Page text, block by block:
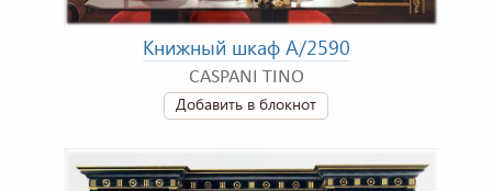
Книжный шкаф A/2590
CASPANI TINO
Добавить в блокнот